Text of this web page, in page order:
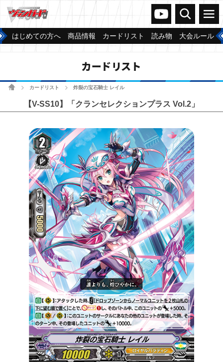
ヴァンガードch
検索 メニュー
はじめての方へ 商品情報 カードリスト 読み物 大会ルール
カードリスト
ホームカードリスト 炸裂の宝石騎士 レイル
【V-SS10】「クランセレクションプラス Vol.2」